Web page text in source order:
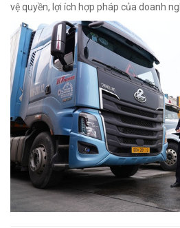
vệ quyền, lợi ích hợp pháp của doanh